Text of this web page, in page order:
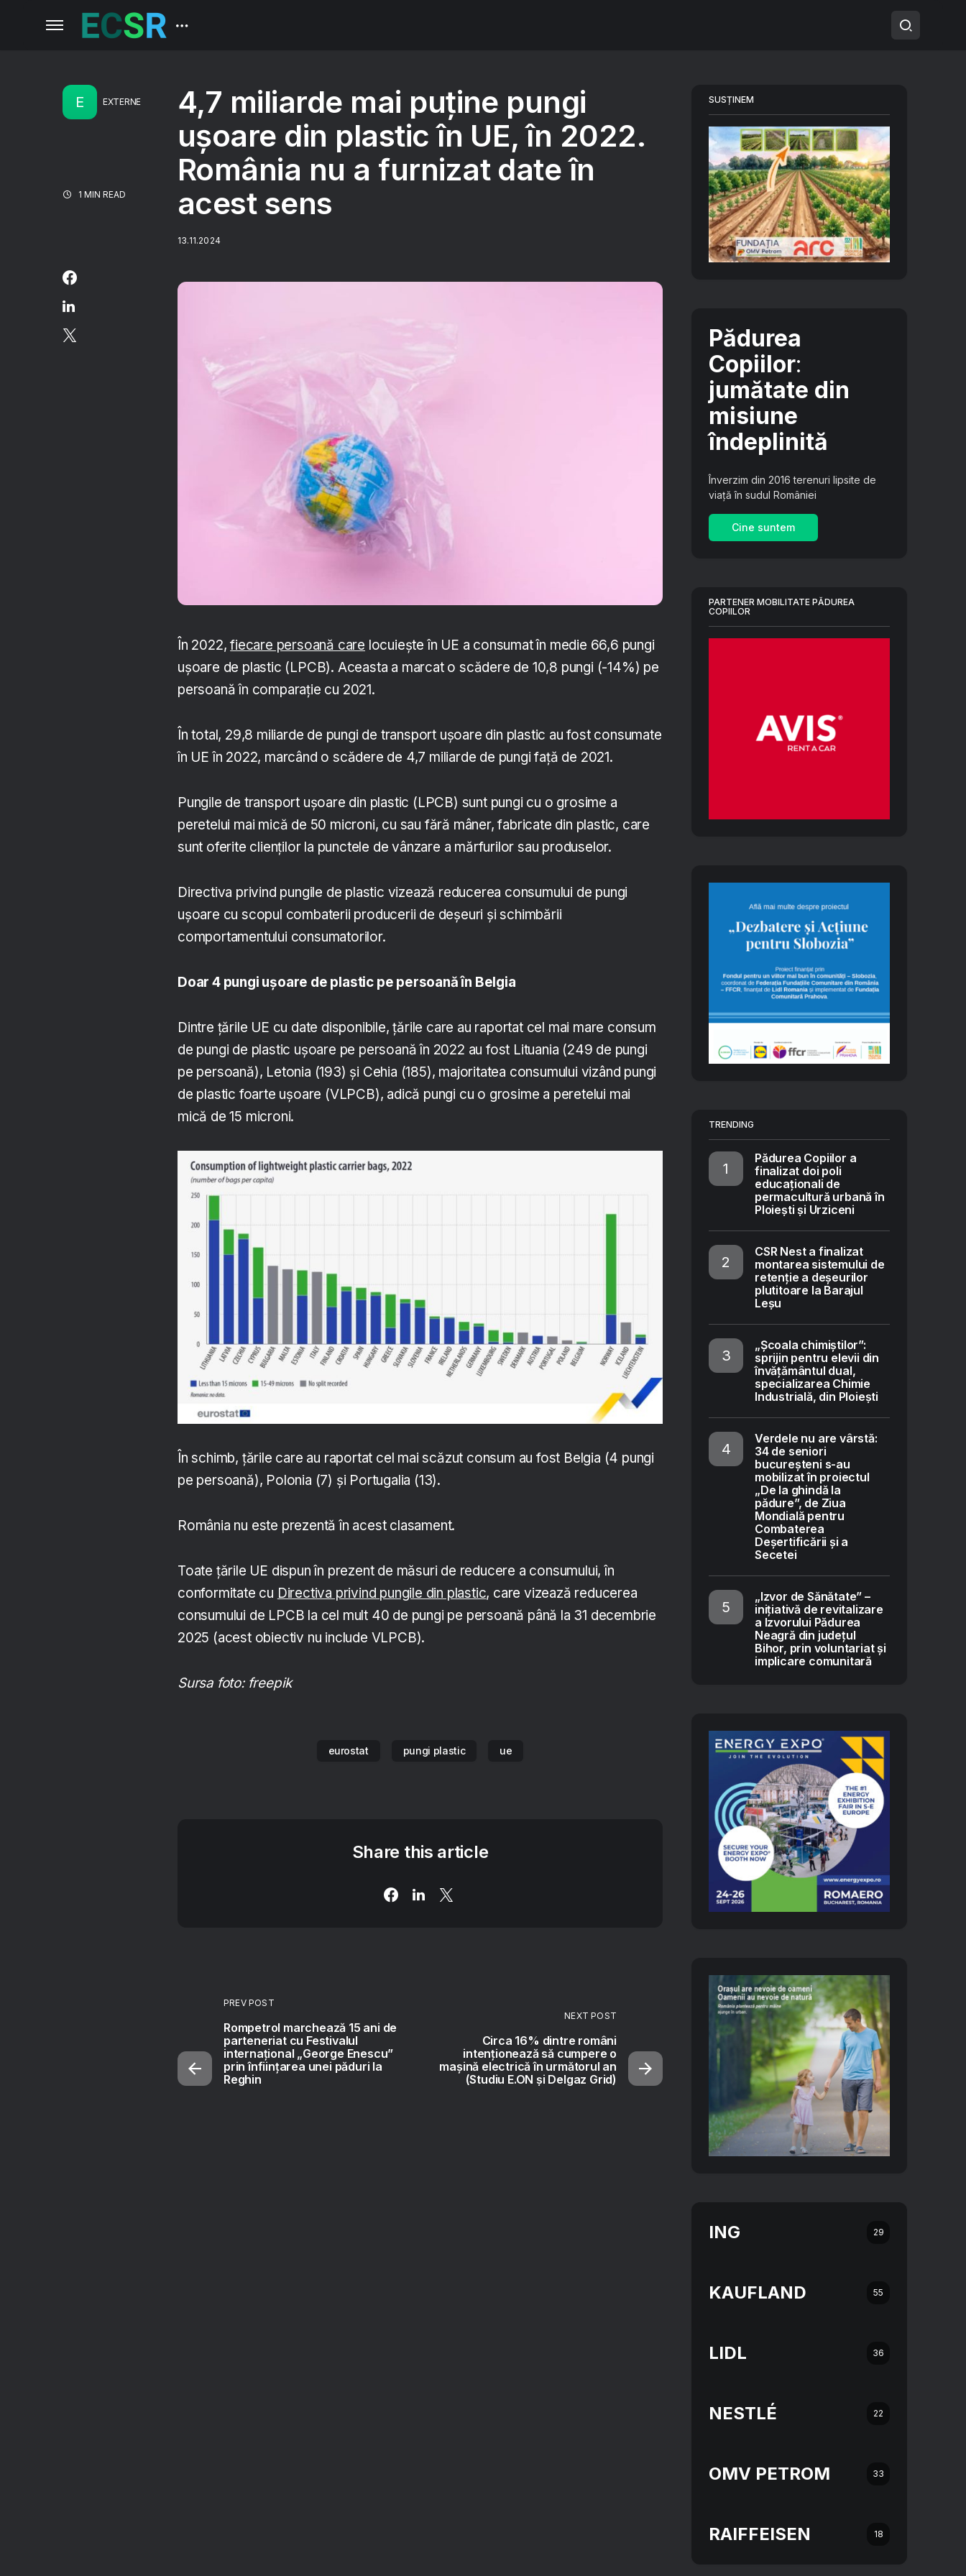
E EXTERNE
1 MIN READ
4,7 miliarde mai puține pungi
ușoare din plastic în UE, în 2022.
România nu a furnizat date în
acest sens
13.11.2024
În 2022,fiecare persoană care locuiește în UE a consumat în medie 66,6 pungi
ușoare de plastic (LPCB). Aceasta a marcat o scădere de 10,8 pungi (-14%) pe
persoană în comparație cu 2021.
În total, 29,8 miliarde de pungi de transport ușoare din plastic au fost consumate
în UE în 2022, marcând o scădere de 4,7 miliarde de pungi față de 2021.
Pungile de transport ușoare din plastic (LPCB) sunt pungi cu o grosime a
peretelui mai mică de 50 microni, cu sau fără mâner, fabricate din plastic, care
sunt oferite clienților la punctele de vânzare a mărfurilor sau produselor.
Directiva privind pungile de plastic vizează reducerea consumului de pungi
ușoare cu scopul combaterii producerii de deșeuri și schimbării
comportamentului consumatorilor.
Doar 4 pungi ușoare de plastic pe persoană în Belgia
Dintre țările UE cu date disponibile, țările care au raportat cel mai mare consum
de pungi de plastic ușoare pe persoană în 2022 au fost Lituania (249 de pungi
pe persoană), Letonia (193) și Cehia (185), majoritatea consumului vizând pungi
de plastic foarte ușoare (VLPCB), adică pungi cu o grosime a peretelui mai
mică de 15 microni.
În schimb, țările care au raportat cel mai scăzut consum au fost Belgia (4 pungi
pe persoană), Polonia (7) și Portugalia (13).
România nu este prezentă în acest clasament.
Toate țările UE dispun în prezent de măsuri de reducere a consumului, în
conformitate cu Directiva privind pungile din plastic, care vizează reducerea
consumului de LPCB la cel mult 40 de pungi pe persoană până la 31 decembrie
2025 (acest obiectiv nu include VLPCB).
Sursa foto: freepik
eurostat pungi plastic ue
Share this article
PREV POST
Rompetrol marchează 15 ani de
parteneriat cu Festivalul
internațional „George Enescu”
prin înființarea unei păduri la
Reghin
NEXT POST
Circa 16% dintre români
intenționează să cumpere o
mașină electrică în următorul an
(Studiu E.ON și Delgaz Grid)
SUSȚINEM
Pădurea
Copiilor:
jumătate din
misiune
îndeplinită
Înverzim din 2016 terenuri lipsite de
viață în sudul României
Cine suntem
PARTENER MOBILITATE PĂDUREA
COPIILOR
TRENDING
Pădurea Copiilor a
finalizat doi poli
educaționali de
permacultură urbană în
Ploiești și Urziceni
CSR Nest a finalizat
montarea sistemului de
retenție a deșeurilor
plutitoare la Barajul
Leșu
„Școala chimiștilor”:
sprijin pentru elevii din
învățământul dual,
specializarea Chimie
Industrială, din Ploiești
Verdele nu are vârstă:
34 de seniori
bucureșteni s-au
mobilizat în proiectul
„De la ghindă la
pădure”, de Ziua
Mondială pentru
Combaterea
Deșertificării și a
Secetei
„Izvor de Sănătate” –
inițiativă de revitalizare
a Izvorului Pădurea
Neagră din județul
Bihor, prin voluntariat și
implicare comunitară
ING 29
KAUFLAND 55
LIDL 36
NESTLÉ 22
OMV PETROM 33
RAIFFEISEN 18